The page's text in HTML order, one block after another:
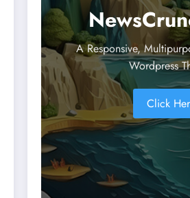
A Responsive,
Wordpress
Click